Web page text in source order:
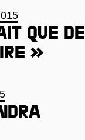
que
»